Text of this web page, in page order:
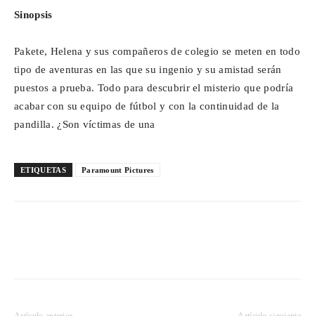
Sinopsis
Pakete, Helena y sus compañeros de colegio se meten en todo
tipo de aventuras en las que su ingenio y su amistad serán
puestos a prueba. Todo para descubrir el misterio que podría
acabar con su equipo de fútbol y con la continuidad de la
pandilla. ¿Son víctimas de una
ETIQUETAS Paramount Pictures